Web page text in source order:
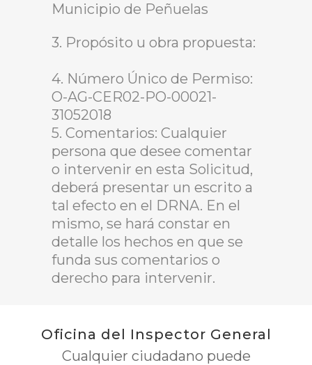
Municipio de Peñuelas
3. Propósito u obra propuesta:
4. Número Único de Permiso:
O-AG-CER02-PO-00021-
31052018
5. Comentarios: Cualquier
persona que desee comentar
o intervenir en esta Solicitud,
deberá presentar un escrito a
tal efecto en el DRNA. En el
mismo, se hará constar en
detalle los hechos en que se
funda sus comentarios o
derecho para intervenir.
Oficina del Inspector General
Cualquier ciudadano puede